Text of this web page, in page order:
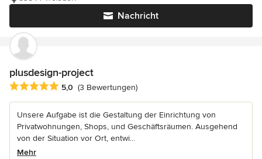
Nachricht
plusdesign-project
Durchschnittliche Bewertung: 5 von 5 Sternen
5,0 (3 Bewertungen)
Unsere Aufgabe ist die Gestaltung der Einrichtung von
Privatwohnungen, Shops, und Geschäftsräumen. Ausgehend
von der Situation vor Ort, entwi...
Mehr